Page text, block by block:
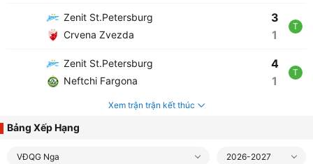
Zenit St.Petersburg
Crvena Zvezda
3
1
T
Zenit St.Petersburg
Neftchi Fargona
4
1
T
Xem trận trận kết thúc
Bảng Xếp Hạng
VĐQG Nga 2026-2027